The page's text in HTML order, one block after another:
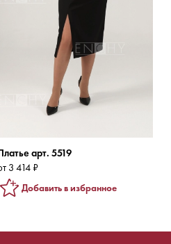
арт. 5519
3 414 ₽
Добавить в избранное